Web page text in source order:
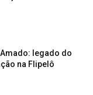
legado do
na Flipelô